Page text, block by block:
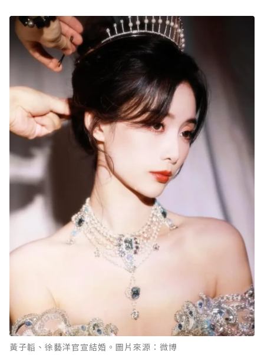
黃子韜、徐藝洋官宣結婚。圖片來源：微博